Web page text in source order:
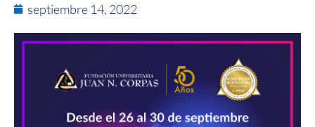
septiembre 14, 2022